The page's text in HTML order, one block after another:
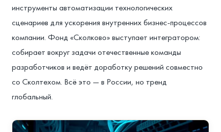
инструменты автоматизации технологических
сценариев для ускорения внутренних бизнес-процессов
компании. Фонд «Сколково» выступает интегратором:
собирает вокруг задачи отечественные команды
разработчиков и ведёт доработку решений совместно
со Сколтехом. Всё это — в России, но тренд
глобальный.